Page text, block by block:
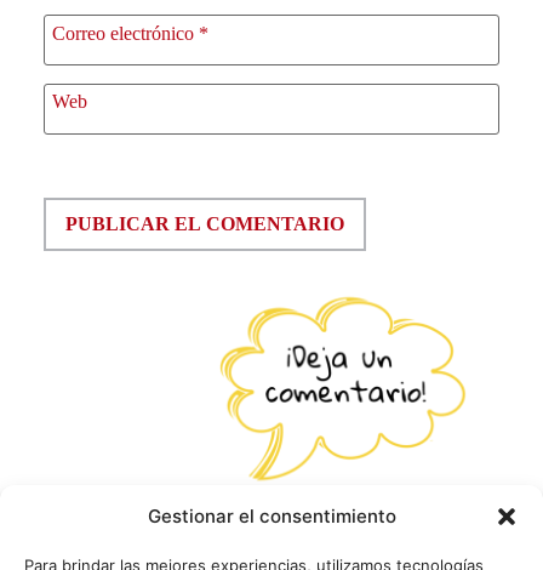
Gestionar el consentimiento
Para brindar las mejores experiencias, utilizamos tecnologías
Correo electrónico *
Web